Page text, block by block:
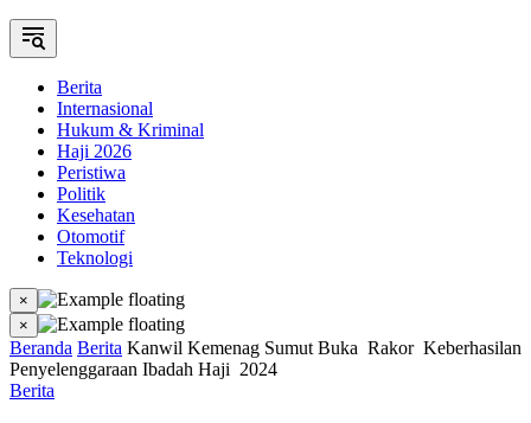
Berita
Internasional
Hukum & Kriminal
Haji 2026
Peristiwa
Politik
Kesehatan
Otomotif
Teknologi
×
×
Beranda Berita Kanwil Kemenag Sumut Buka Rakor Keberhasilan
Penyelenggaraan Ibadah Haji 2024
Berita